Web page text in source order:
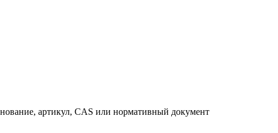
артикул, CAS или нормативный документ